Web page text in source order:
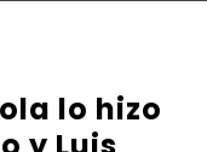
lo hizo